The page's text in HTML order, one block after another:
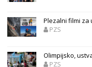
Plezalni filmi za
PZS
Olimpijsko,
PZS